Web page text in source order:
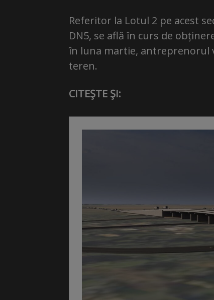
Referitor la Lotul 2 pe acest
DN5, se află în curs de
în luna martie, antreprenorul
teren.
CITEŞTE ŞI: